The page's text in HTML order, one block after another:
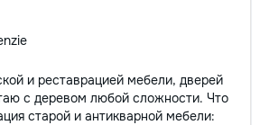
и реставрацией мебели, дверей
с деревом любой сложности. Что
старой и антикварной мебели: